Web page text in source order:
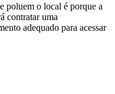
poluem o local é porque a
contratar uma
adequado para acessar